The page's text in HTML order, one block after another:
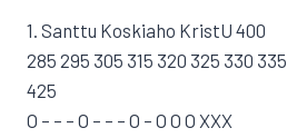
1. Santtu Koskiaho KristU 400
285 295 305 315 320 325 330
425
O – – – O – – – O – O O O XXX